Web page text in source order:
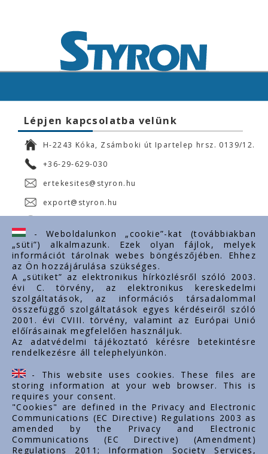
Lépjen kapcsolatba velünk
H-2243 Kóka, Zsámboki út Ipartelep hrsz. 0139/12.
+36-29-629-030
ertekesites@styron.hu
export@styron.hu
Fontos linkek
Rólunk
Dokumentumok
Kapcsolat
Karrier
Cég adatok
Tárhely adatok
Támogatások
- Weboldalunkon „cookie”-kat (továbbiakban
„süti”) alkalmazunk. Ezek olyan fájlok, melyek
információt tárolnak webes böngészőjében. Ehhez
az Ön hozzájárulása szükséges.
A „sütiket” az elektronikus hírközlésről szóló 2003.
évi C. törvény, az elektronikus kereskedelmi
szolgáltatások, az információs társadalommal
összefüggő szolgáltatások egyes kérdéseiről szóló
2001. évi CVIII. törvény, valamint az Európai Unió
előírásainak megfelelően használjuk.
Az adatvédelmi tájékoztató kérésre betekintésre
rendelkezésre áll telephelyünkön.
- This website uses cookies. These files are
storing information at your web browser. This is
requires your consent.
"Cookies" are defined in the Privacy and Electronic
Communications (EC Directive) Regulations 2003 as
amended by the Privacy and Electronic
Communications (EC Directive) (Amendment)
Regulations 2011; Information Society Services,